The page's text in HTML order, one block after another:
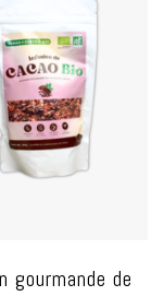
gourmande de